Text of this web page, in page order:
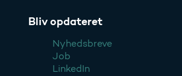
Bliv opdateret
Nyhedsbreve
Job
LinkedIn